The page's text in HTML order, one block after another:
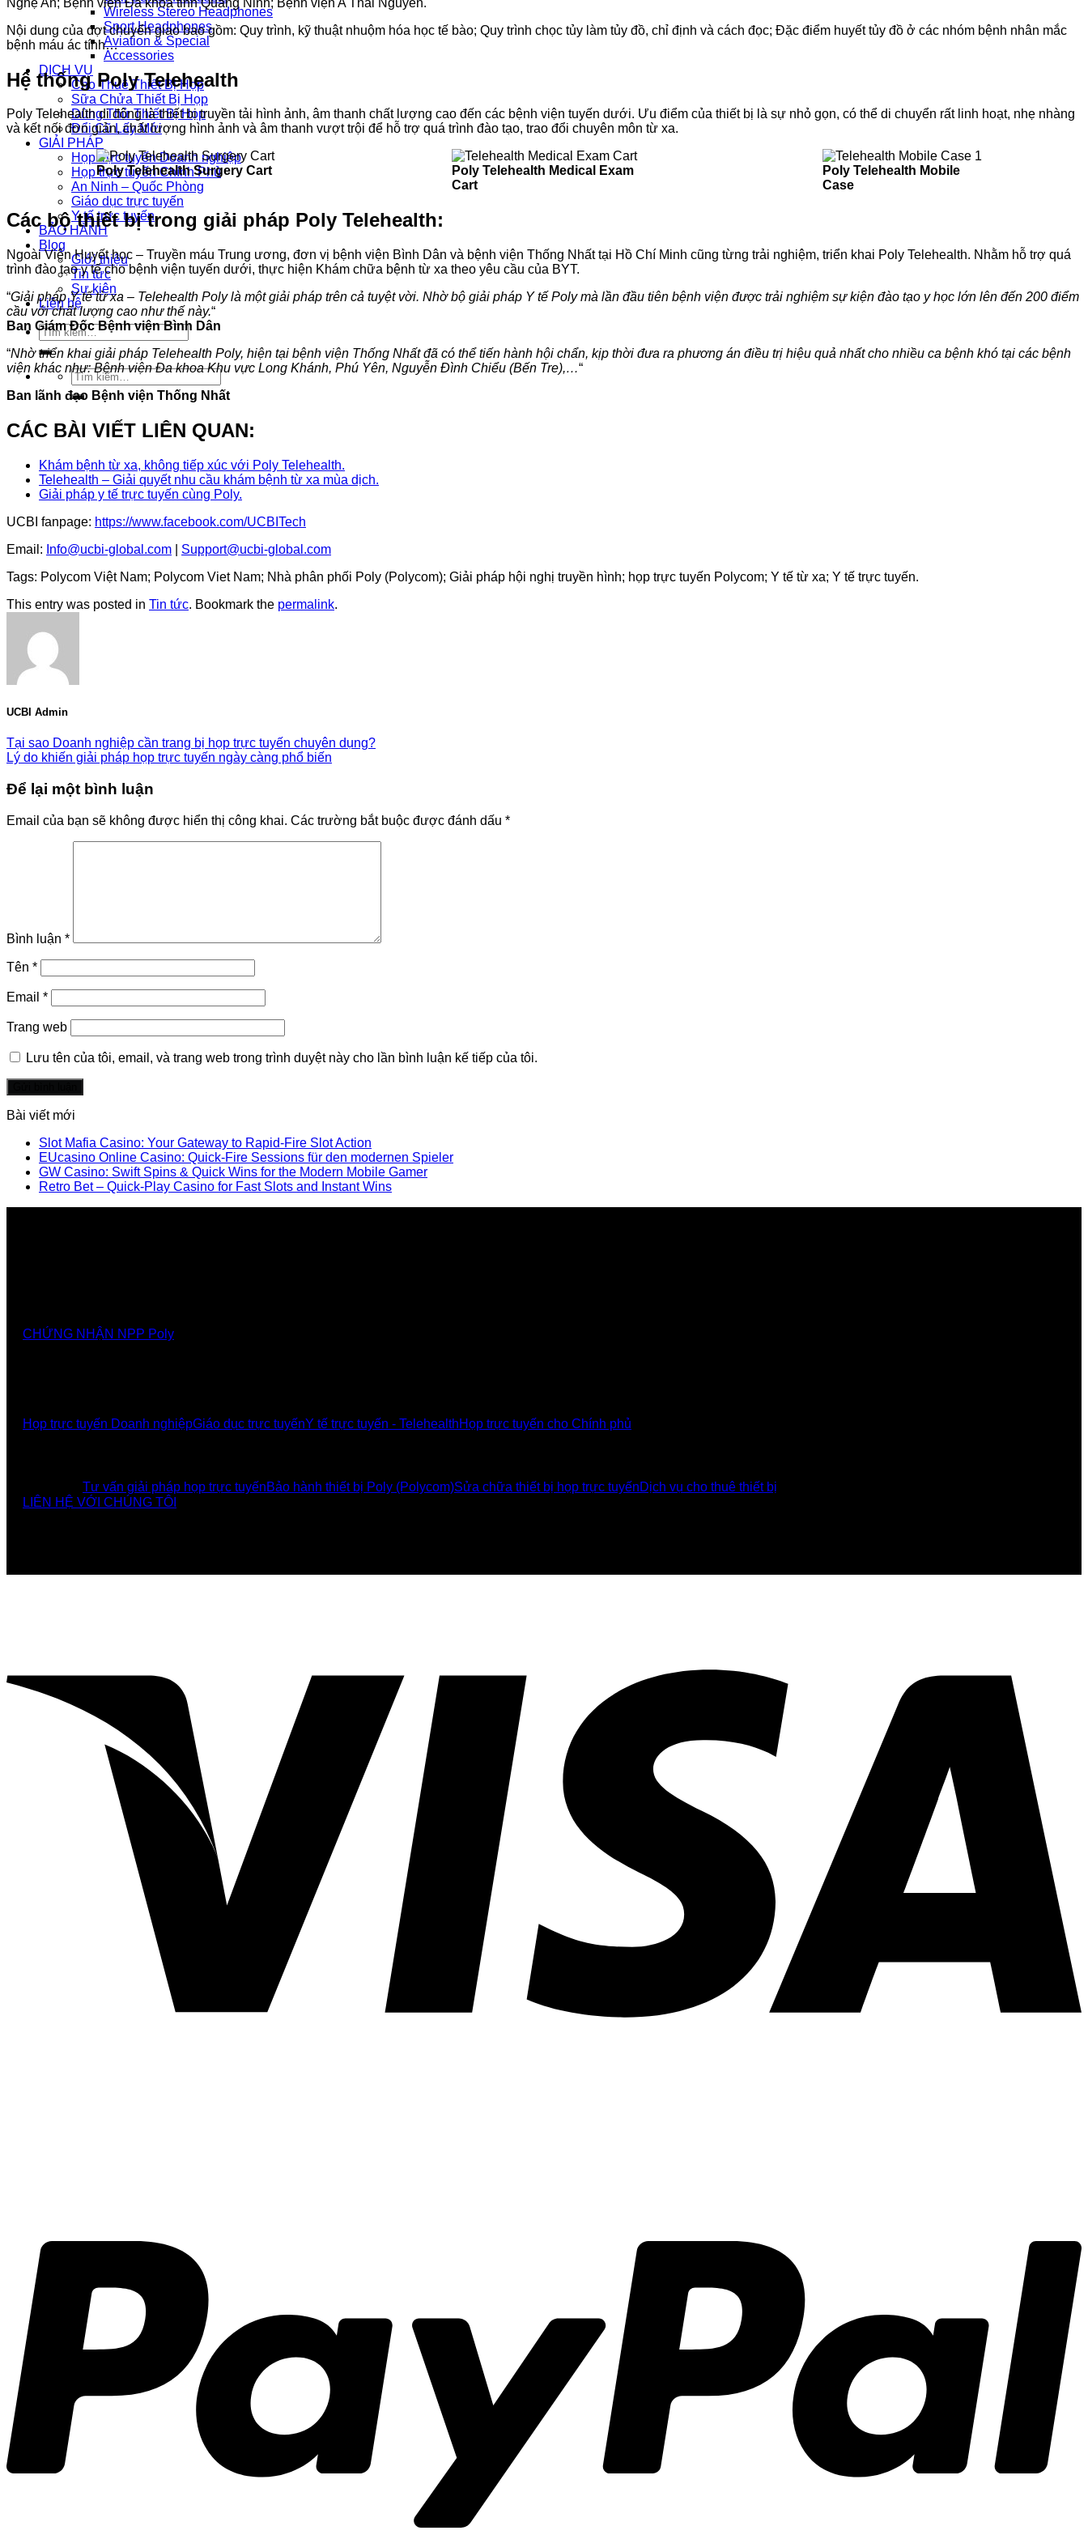
Wireless Stereo Headphones
Sport Headphones
Aviation & Special
Accessories
DỊCH VỤ
Cho Thuê Thiết Bị Họp
Sữa Chửa Thiết Bị Họp
Dùng Thử Thiết Bị Họp
Đổi Cũ Lấy Mới
GIẢI PHÁP
Họp trực tuyến Doanh nghiệp
Họp trực tuyến Chính Phủ
An Ninh – Quốc Phòng
Giáo dục trực tuyến
Y tế trực tuyến
BẢO HÀNH
Blog
Giới thiệu
Tin tức
Sự kiện
Liên hệ
Tìm
kiếm:
Tìm
kiếm:
Nội dung của đợt chuyển giao bao gồm: Quy trình, kỹ thuật nhuộm hóa học tế bào; Quy trình chọc tủy làm tủy đồ, chỉ định và cách đọc; Đặc điểm huyết tủy đồ ở các nhóm bệnh nhân mắc
bệnh máu ác tính…
Hệ thống Poly Telehealth
Poly Telehealth di động là thiết bị truyền tải hình ảnh, âm thanh chất lượng cao đến các bệnh viện tuyến dưới. Ưu điểm của thiết bị là sự nhỏ gọn, có thể di chuyển rất linh hoạt, nhẹ nhàng
và kết nối đơn giản, chất lượng hình ảnh và âm thanh vượt trội để hỗ trợ quá trình đào tạo, trao đổi chuyên môn từ xa.
Poly Telehealth Surgery Cart
Poly Telehealth Medical Exam
Cart
Poly Telehealth Mobile
Case
Các bộ thiết bị trong giải pháp Poly Telehealth:
Ngoài Viện Huyết học – Truyền máu Trung ương, đơn vị bệnh viện Bình Dân và bệnh viện Thống Nhất tại Hồ Chí Minh cũng từng trải nghiệm, triển khai Poly Telehealth. Nhằm hỗ trợ quá
trình đào tạo y tế cho bệnh viện tuyến dưới, thực hiện Khám chữa bệnh từ xa theo yêu cầu của BYT.
“Giải pháp Y tế từ xa – Telehealth Poly là một giải pháp trên cả tuyệt vời. Nhờ bộ giải pháp Y tế Poly mà lần đầu tiên bệnh viện được trải nghiệm sự kiện đào tạo y học lớn lên đến 200 điểm
cầu với chất lượng cao như thế này.“
Ban Giám Đốc Bệnh viện Bình Dân
“Nhờ triển khai giải pháp Telehealth Poly, hiện tại bệnh viện Thống Nhất đã có thể tiến hành hội chẩn, kịp thời đưa ra phương án điều trị hiệu quả nhất cho nhiều ca bệnh khó tại các bệnh
viện khác như: Bệnh viện Đa khoa Khu vực Long Khánh, Phú Yên, Nguyễn Đình Chiểu (Bến Tre),…“
Ban lãnh đạo Bệnh viện Thống Nhất
CÁC BÀI VIẾT LIÊN QUAN:
Khám bệnh từ xa, không tiếp xúc với Poly Telehealth.
Telehealth – Giải quyết nhu cầu khám bệnh từ xa mùa dịch.
Giải pháp y tế trực tuyến cùng Poly.
UCBI fanpage: https://www.facebook.com/UCBITech
Email: Info@ucbi-global.com
Support@ucbi-global.com
Tags: Polycom Việt Nam; Polycom Viet Nam; Nhà phân phối Poly (Polycom); Giải pháp hội nghị truyền hình; họp trực tuyến Polycom; Y tế từ xa; Y tế trực tuyến.
This entry was posted in Tin tức. Bookmark the permalink.
UCBI Admin
Tại sao Doanh nghiệp cần trang bị họp trực tuyến chuyên dụng?
Lý do khiến giải pháp họp trực tuyến ngày càng phổ biến
Để lại một bình luận
Email của bạn sẽ không được hiển thị công khai. Các trường bắt buộc được đánh dấu *
Bình luận *
Tên *
Email *
Trang web
Lưu tên của tôi, email, và trang web trong trình duyệt này cho lần bình luận kế tiếp của tôi.
Bài viết mới
Slot Mafia Casino: Your Gateway to Rapid‑Fire Slot Action
EUcasino Online Casino: Quick‑Fire Sessions für den modernen Spieler
GW Casino: Swift Spins & Quick Wins for the Modern Mobile Gamer
Retro Bet – Quick‑Play Casino for Fast Slots and Instant Wins
CHỨNG NHẬN NPP Poly
Họp trực tuyến Doanh nghiệpGiáo dục trực tuyếnY tế trực tuyến - TelehealthHọp trực tuyến cho Chính phủ
Tư vấn giải pháp họp trực tuyếnBảo hành thiết bị Poly (Polycom)Sửa chữa thiết bị họp trực tuyếnDịch vụ cho thuê thiết bị
LIÊN HỆ VỚI CHÚNG TÔI